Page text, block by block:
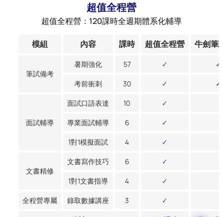
超值全程營
超值全程營：120課時全週期體系化輔導
模組 內容 課時 超值全程營 牛劍筆
筆試備考
暑期強化 57 ✓ ✓
考前衝刺 30 ✓ ✓
面試輔導
面試口語表達 10 ✓
專業面試輔導 6 ✓
1對1模擬面試 4 ✓
文書精修
文書寫作技巧 6 ✓
1對1文書指導 4 ✓
全程營專屬 錄取數據講座 3 ✓